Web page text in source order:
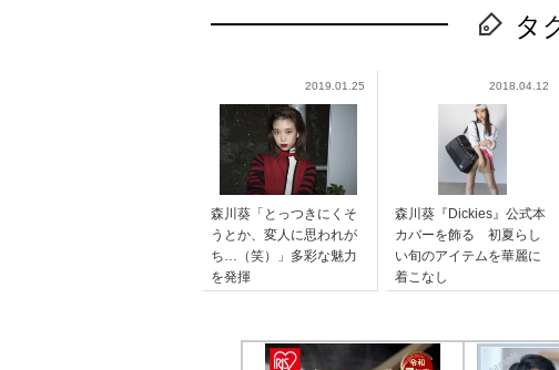
タ
2019.01.25
森川葵「とっつきにくそ
うとか、変人に思われが
ち…（笑）」多彩な魅力
を発揮
2018.04.12
森川葵『Dickies』公式本
カバーを飾る 初夏らし
い旬のアイテムを華麗に
着こなし